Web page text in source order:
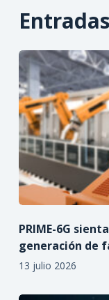
PRIME-6G
generación de
13 julio 2026